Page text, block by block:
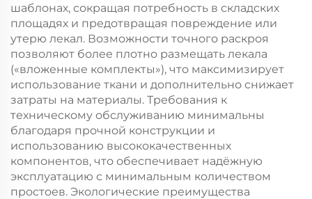
шаблонах, сокращая потребность в складских
площадях и предотвращая повреждение или
утерю лекал. Возможности точного раскроя
позволяют более плотно размещать лекала
(«вложенные комплекты»), что максимизирует
использование ткани и дополнительно снижает
затраты на материалы. Требования к
техническому обслуживанию минимальны
благодаря прочной конструкции и
использованию высококачественных
компонентов, что обеспечивает надёжную
эксплуатацию с минимальным количеством
простоев. Экологические преимущества